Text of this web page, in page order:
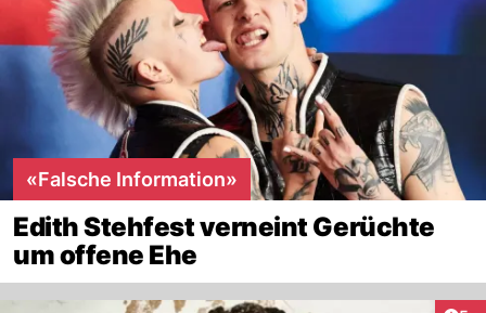
«Falsche Information»
Edith Stehfest verneint Gerüchte
um offene Ehe